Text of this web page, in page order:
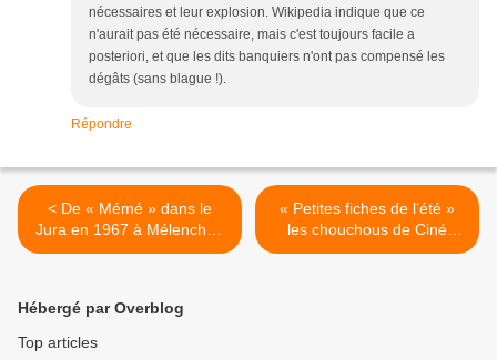
nécessaires et leur explosion. Wikipedia indique que ce
n'aurait pas été nécessaire, mais c'est toujours facile a
posteriori, et que les dits banquiers n'ont pas compensé les
dégâts (sans blague !).
Répondre
< De « Mémé » dans le
Jura en 1967 à Mélenchon
« ex-Premier Ministre » en
« Petites fiches de l’été »
les chouchous de Ciné
papy Cécile de
Hébergé par Overblog
Top articles